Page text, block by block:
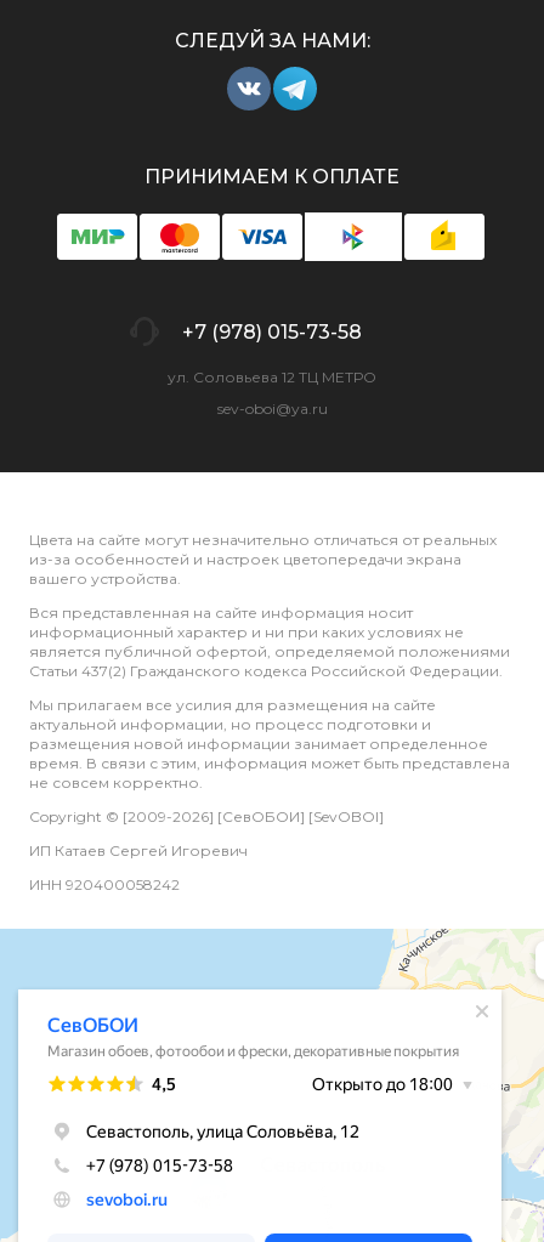
СЛЕДУЙ ЗА НАМИ:
ПРИНИМАЕМ К ОПЛАТЕ
+7 (978) 015-73-58
ул. Соловьева 12 ТЦ МЕТРО
sev-oboi@ya.ru
Цвета на сайте могут незначительно отличаться от реальных
из-за особенностей и настроек цветопередачи экрана
вашего устройства.
Вся представленная на сайте информация носит
информационный характер и ни при каких условиях не
является публичной офертой, определяемой положениями
Статьи 437(2) Гражданского кодекса Российской Федерации.
Мы прилагаем все усилия для размещения на сайте
актуальной информации, но процесс подготовки и
размещения новой информации занимает определенное
время. В связи с этим, информация может быть представлена
не совсем корректно.
Copyright © [2009-2026] [СевОБОИ] [SevOBOI]
ИП Катаев Сергей Игоревич
ИНН 920400058242